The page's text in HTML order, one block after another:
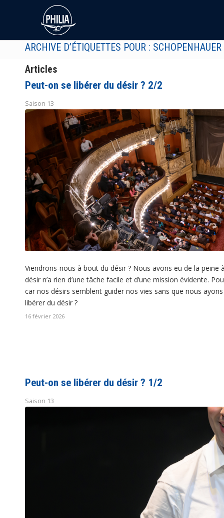
ARCHIVE D’ÉTIQUETTES POUR : SCHOPENHAUER
Articles
Peut-on se libérer du désir ? 2/2
Saison 13
Viendrons-nous à bout du désir ? Nous avons eu de la
désir n’a rien d’une tâche facile et d’une mission évidente.
car nos désirs semblent guider nos vies sans que nous
libérer du désir ?
16 février 2026
Peut-on se libérer du désir ? 1/2
Saison 13